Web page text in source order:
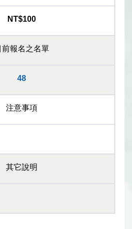
NT$100
前報名之名單
48
注意事項
其它說明